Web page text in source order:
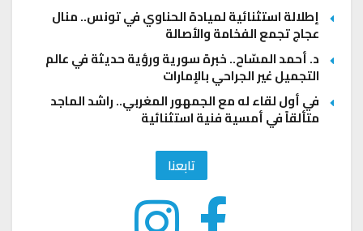
إطلالة استثنائية لميادة الحناوي في تونس.. منال
عجاج تجمع الفخامة والأصالة
د. أحمد المسّاح.. خبرة سورية ورؤية حديثة في عالم
التجميل غير الجراحي بالإمارات
في أول لقاء له مع الجمهور المغربي.. راشد الماجد
متألقاً في أمسية فنية استثنائية
تابعنا